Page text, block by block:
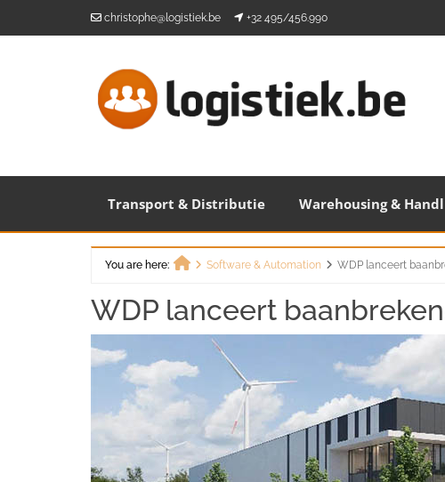
christophe@logistiek.be +32 495/456.990
Transport & Distributie Warehousing &
You are here:
Software & Automation WDP lanceert
WDP lanceert